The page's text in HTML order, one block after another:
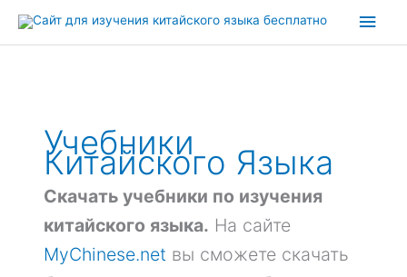
содержимому
Учебники
Китайского Языка
Скачать учебники по изучения
китайского языка. На сайте
MyChinese.net вы сможете скачать